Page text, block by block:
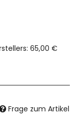
: 65,00 €
Frage zum Artikel